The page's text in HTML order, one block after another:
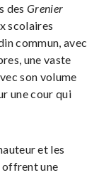
desGrenier
scolaires
commun, avec
une vaste
son volume
une cour qui
et les
offrent une